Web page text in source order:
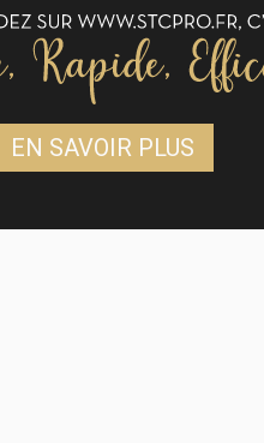
EN SAVOIR PLUS